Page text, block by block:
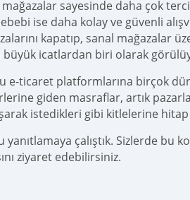
sayesinde daha çok
ise daha kolay ve güvenli
kapatıp, sanal mağazalar
büyük icatlardan biri olarak
ticaret platformlarına birçok
giden masraflar, artık
istedikleri gibi kitlelerine
çalıştık. Sizlerde bu
ziyaret edebilirsiniz.